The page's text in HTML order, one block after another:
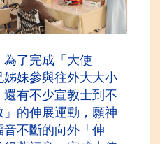
了完成「大使
妹參與往外大大小
有不少宣教士到不
」的伸展運動，願神
不斷的向外「伸